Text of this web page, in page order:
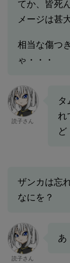
てか、皆死
メージは甚
相当な傷つ
ゃ・・・
読子さん
タ
れ
ど
ザンカは忘
なにを？
読子さん
あ